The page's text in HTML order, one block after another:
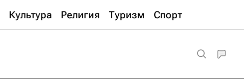
Культура Религия Туризм Спорт